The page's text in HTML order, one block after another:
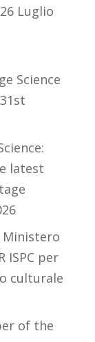
Luglio
Science
latest
Ministero
ISPC per
culturale
of the